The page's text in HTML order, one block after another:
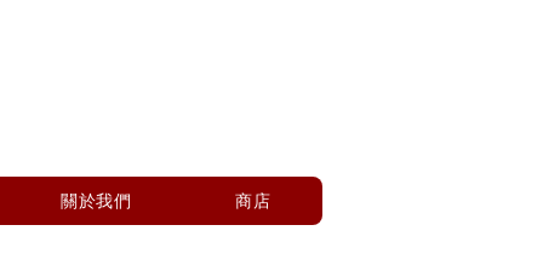
關於我們 商店